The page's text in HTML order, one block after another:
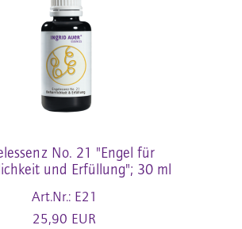
No. 21 "Engel für
und Erfüllung"; 30 ml
Art.Nr.: E21
25,90 EUR